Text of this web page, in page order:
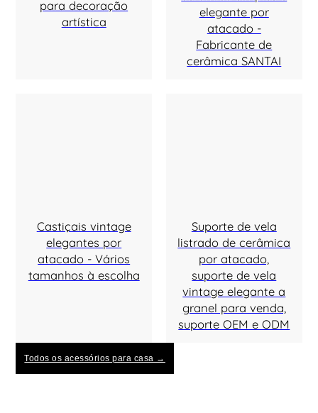
para decoração
artística
elegante por
atacado -
Fabricante de
cerâmica SANTAI
Castiçais vintage
elegantes por
atacado - Vários
tamanhos à escolha
Suporte de vela
listrado de cerâmica
por atacado,
suporte de vela
vintage elegante a
granel para venda,
suporte OEM e ODM
Todos os acessórios para casa →